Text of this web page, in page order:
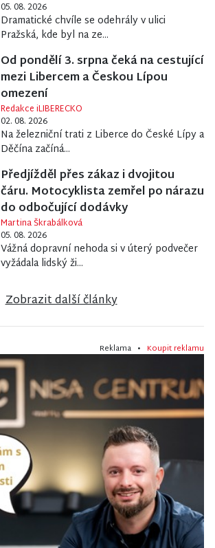
05. 08. 2026
Dramatické chvíle se odehrály v ulici
Pražská, kde byl na ze...
Od pondělí 3. srpna čeká na cestující
mezi Libercem a Českou Lípou
omezení
Redakce iLIBERECKO
02. 08. 2026
Na železniční trati z Liberce do České Lípy a
Děčína začíná...
Předjížděl přes zákaz i dvojitou
čáru. Motocyklista zemřel po nárazu
do odbočující dodávky
Martina Škrabálková
05. 08. 2026
Vážná dopravní nehoda si v úterý podvečer
vyžádala lidský ži...
Zobrazit další články
Reklama • Koupit reklamu